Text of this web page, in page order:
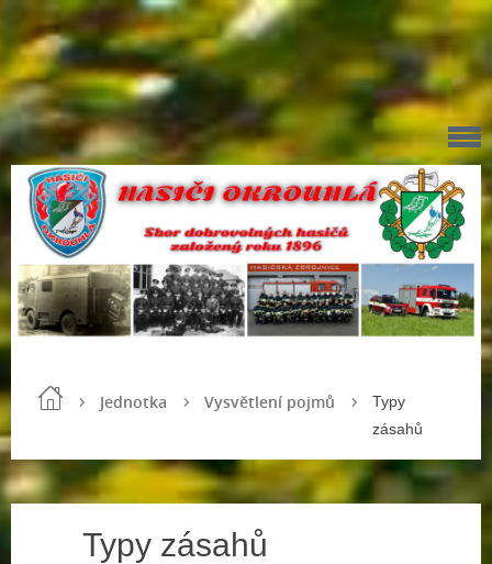
Jednotka Vysvětlení pojmů
Typy
zásahů
Typy zásahů